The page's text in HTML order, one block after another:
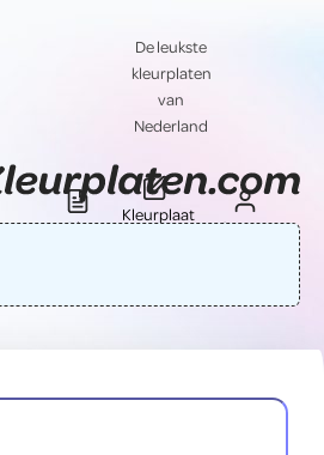
De leukste
kleurplaten
van
Nederland
Blog
Kleurplaat
Contact